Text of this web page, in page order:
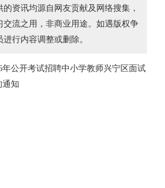
资讯均源自网友贡献及网络搜集，
交流之用，非商业用途。如遇版权争
行内容调整或删除。
年公开考试招聘中小学教师兴宁区面试
通知